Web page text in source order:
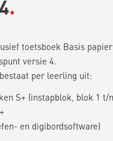
toetsboek Basis
versie 4.
per leerling uit:
S+ (instapblok, blok 1 t/
en digibordsoftware)